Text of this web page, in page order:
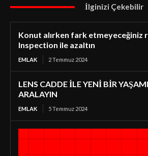
İlginizi Çekebilir
Konut alırken fark etmeyeceğiniz
Inspection ile azaltın
EMLAK 2 Temmuz 2024
LENS CADDE İLE YENİ BİR
ARALAYIN
EMLAK 5 Temmuz 2024